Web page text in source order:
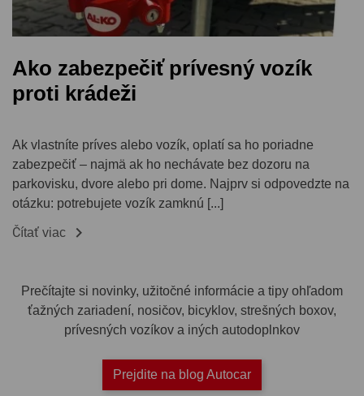
Ako zabezpečiť prívesný vozík
proti krádeži
Ak vlastníte príves alebo vozík, oplatí sa ho poriadne
zabezpečiť – najmä ak ho nechávate bez dozoru na
parkovisku, dvore alebo pri dome. Najprv si odpovedzte na
otázku: potrebujete vozík zamknú [...]
Čítať viac 
Prečítajte si novinky, užitočné informácie a tipy ohľadom
ťažných zariadení, nosičov, bicyklov, strešných boxov,
prívesných vozíkov a iných autodoplnkov
Prejdite na blog Autocar